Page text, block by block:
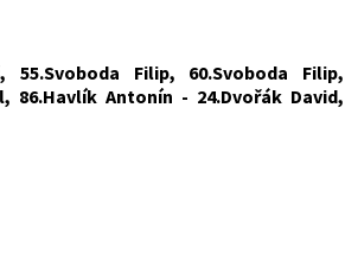
55.Svoboda Filip, 60.Svoboda Filip,
86.Havlík Antonín - 24.Dvořák David,